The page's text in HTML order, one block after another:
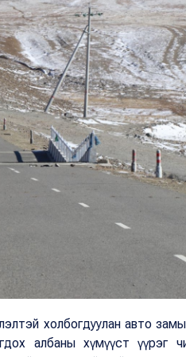
холбогдуулан авто замын
албаны хүмүүст үүрэг